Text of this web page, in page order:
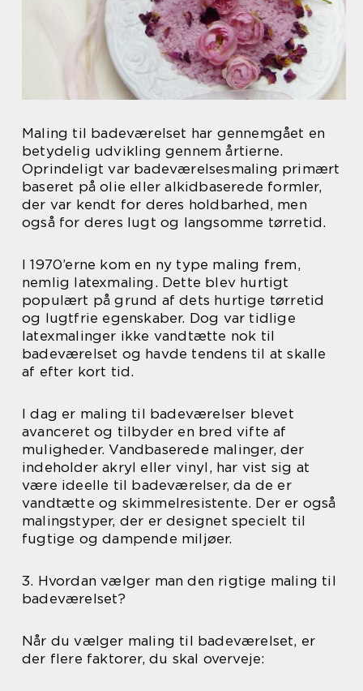
Maling til badeværelset har gennemgået en
betydelig udvikling gennem årtierne.
Oprindeligt var badeværelsesmaling primært
baseret på olie eller alkidbaserede formler,
der var kendt for deres holdbarhed, men
også for deres lugt og langsomme tørretid.
I 1970’erne kom en ny type maling frem,
nemlig latexmaling. Dette blev hurtigt
populært på grund af dets hurtige tørretid
og lugtfrie egenskaber. Dog var tidlige
latexmalinger ikke vandtætte nok til
badeværelset og havde tendens til at skalle
af efter kort tid.
I dag er maling til badeværelser blevet
avanceret og tilbyder en bred vifte af
muligheder. Vandbaserede malinger, der
indeholder akryl eller vinyl, har vist sig at
være ideelle til badeværelser, da de er
vandtætte og skimmelresistente. Der er også
malingstyper, der er designet specielt til
fugtige og dampende miljøer.
3. Hvordan vælger man den rigtige maling til
badeværelset?
Når du vælger maling til badeværelset, er
der flere faktorer, du skal overveje: